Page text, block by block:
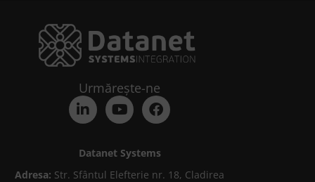
Urmărește-ne
Datanet Systems
Adresa: Str. Sfântul Elefterie nr. 18, Cladirea